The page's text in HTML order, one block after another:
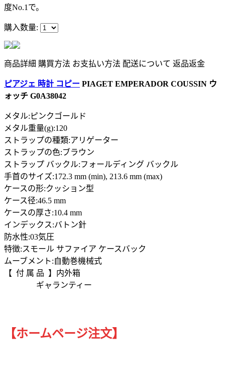
度No.1で。
購入数量:
商品詳細 購買方法 お支払い方法 配送について 返品返金
ピアジェ 時計 コピー PIAGET EMPERADOR COUSSIN ウ
ォッチ G0A38042
メタル:ピンクゴールド
メタル重量(g):120
ストラップの種類:アリゲーター
ストラップの色:ブラウン
ストラップ バックル:フォールディング バックル
手首のサイズ:172.3 mm (min), 213.6 mm (max)
ケースの形:クッション型
ケース径:46.5 mm
ケースの厚さ:10.4 mm
インデックス:バトン針
防水性:03気圧
特徴:スモール サファイア ケースバック
ムーブメント:自動巻機械式
【 付 属 品 】内外箱
ギャランティー
【ホームページ注文】